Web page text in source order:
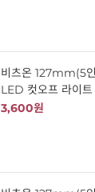
비츠온 127mm(5
LED 컷오프 라이
3,600원